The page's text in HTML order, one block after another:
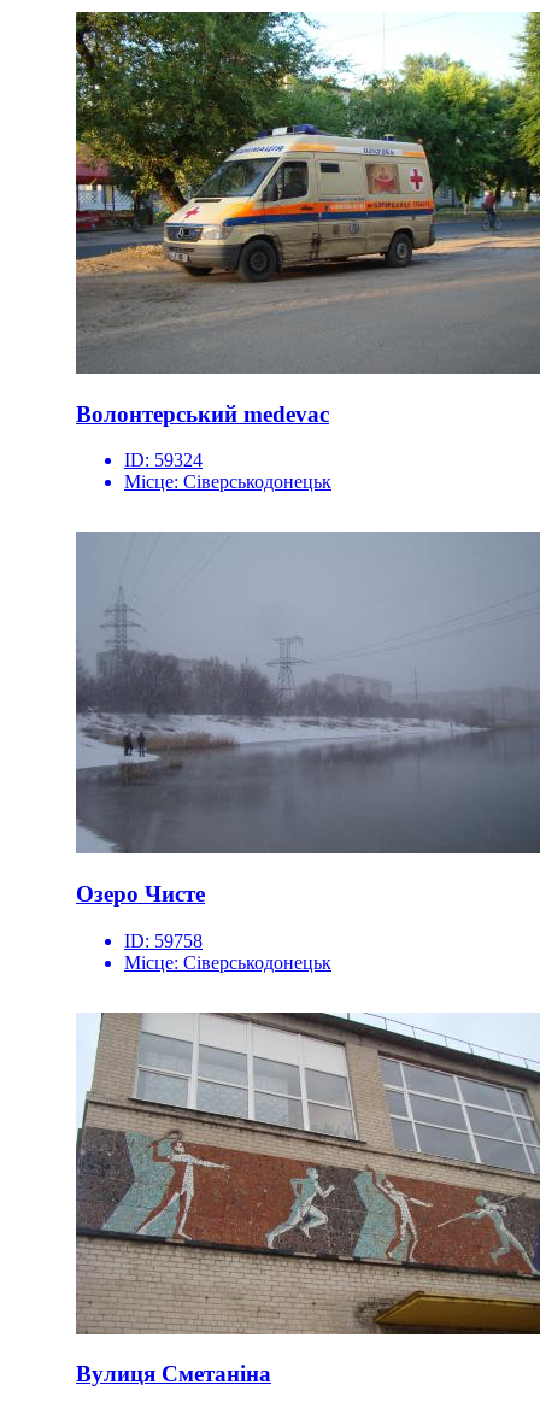
Волонтерський medevac
ID: 59324
Місце: Сіверськодонецьк
Озеро Чисте
ID: 59758
Місце: Сіверськодонецьк
Вулиця Сметаніна